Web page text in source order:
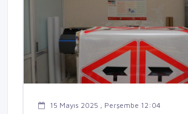
15 Mayıs 2025 , Perşembe 12:04